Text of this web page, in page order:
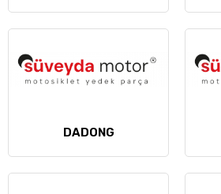
DADONG